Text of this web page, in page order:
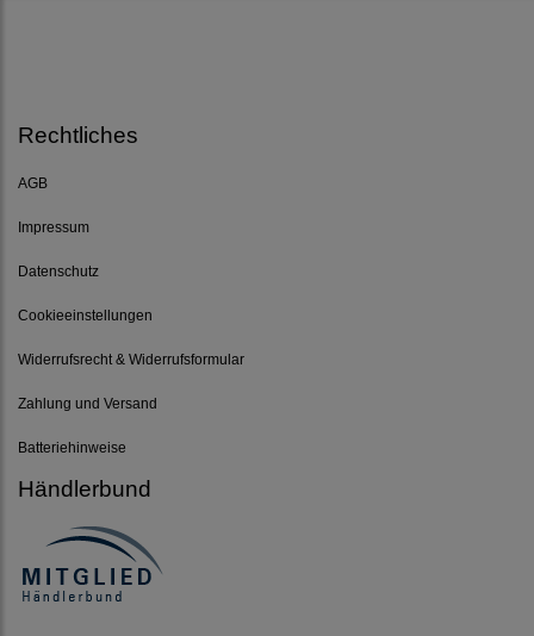
Rechtliches
AGB
Impressum
Datenschutz
Cookieeinstellungen
Widerrufsrecht & Widerrufsformular
Zahlung und Versand
Batteriehinweise
Händlerbund